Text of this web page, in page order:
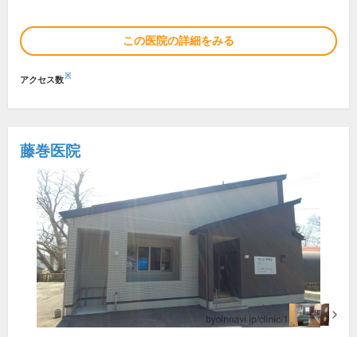
この医院の詳細をみる
アクセス数※
藤巻医院